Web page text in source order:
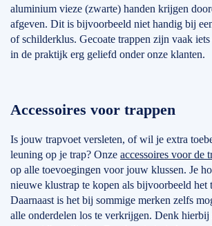
aluminium vieze (zwarte) handen krijgen
afgeven. Dit is bijvoorbeeld niet handig bij
of schilderklus. Gecoate trappen zijn vaak
in de praktijk erg geliefd onder onze klanten.
Accessoires voor trappen
Is jouw trapvoet versleten, of wil je extra
leuning op je trap? Onze accessoires voor de
op alle toevoegingen voor jouw klussen. Je
nieuwe klustrap te kopen als bijvoorbeeld het
Daarnaast is het bij sommige merken zelfs
alle onderdelen los te verkrijgen. Denk hierbij